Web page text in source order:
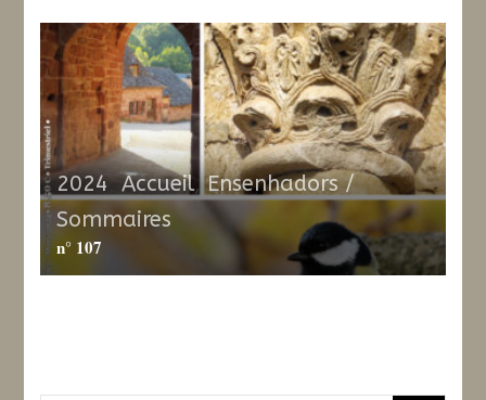
2024,Accueil,Ensenhadors /
Sommaires
n° 107